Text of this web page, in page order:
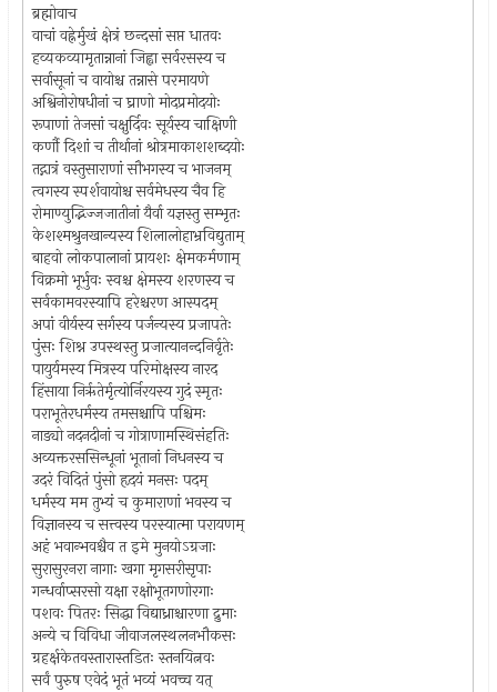
ब्रह्मोवाच
वाचां वह्नेर्मुखं क्षेत्रं छन्दसां सप्त धातवः
हव्यकव्यामृतान्नानां जिह्वा सर्वरसस्य च
सर्वासूनां च वायोश्च तन्नासे परमायणे
अश्विनोरोषधीनां च घ्राणो मोदप्रमोदयोः
रूपाणां तेजसां चक्षुर्दिवः सूर्यस्य चाक्षिणी
कर्णौ दिशां च तीर्थानां श्रोत्रमाकाशशब्दयोः
तद्गात्रं वस्तुसाराणां सौभगस्य च भाजनम्
त्वगस्य स्पर्शवायोश्च सर्वमेधस्य चैव हि
रोमाण्युद्भिज्जजातीनां यैर्वा यज्ञस्तु सम्भृतः
केशश्मश्रुनखान्यस्य शिलालोहाभ्रविद्युताम्
बाहवो लोकपालानां प्रायशः क्षेमकर्मणाम्
विक्रमो भूर्भुवः स्वश्च क्षेमस्य शरणस्य च
सर्वकामवरस्यापि हरेश्चरण आस्पदम्
अपां वीर्यस्य सर्गस्य पर्जन्यस्य प्रजापतेः
पुंसः शिश्न उपस्थस्तु प्रजात्यानन्दनिर्वृतेः
पायुर्यमस्य मित्रस्य परिमोक्षस्य नारद
हिंसाया निरृतेर्मृत्योर्निरयस्य गुदं स्मृतः
पराभूतेरधर्मस्य तमसश्चापि पश्चिमः
नाड्यो नदनदीनां च गोत्राणामस्थिसंहतिः
अव्यक्तरससिन्धूनां भूतानां निधनस्य च
उदरं विदितं पुंसो हृदयं मनसः पदम्
धर्मस्य मम तुभ्यं च कुमाराणां भवस्य च
विज्ञानस्य च सत्त्वस्य परस्यात्मा परायणम्
अहं भवान्भवश्चैव त इमे मुनयोऽग्रजाः
सुरासुरनरा नागाः खगा मृगसरीसृपाः
गन्धर्वाप्सरसो यक्षा रक्षोभूतगणोरगाः
पशवः पितरः सिद्धा विद्याध्राश्चारणा द्रुमाः
अन्ये च विविधा जीवाजलस्थलनभौकसः
ग्रहर्क्षकेतवस्तारास्तडितः स्तनयित्नवः
सर्वं पुरुष एवेदं भूतं भव्यं भवच्च यत्